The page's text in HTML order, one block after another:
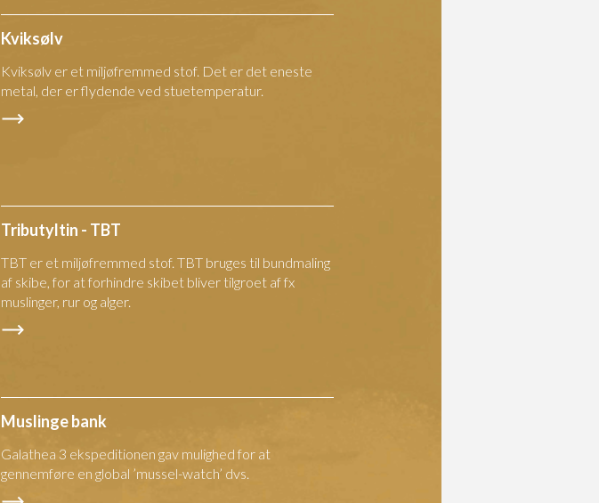
Kviksølv
Kviksølv er et miljøfremmed stof. Det er det eneste
metal, der er flydende ved stuetemperatur.
Tributyltin - TBT
TBT er et miljøfremmed stof. TBT bruges til bundmaling
af skibe, for at forhindre skibet bliver tilgroet af fx
muslinger, rur og alger.
Muslinge bank
Galathea 3 ekspeditionen gav mulighed for at
gennemføre en global ’mussel-watch’ dvs.